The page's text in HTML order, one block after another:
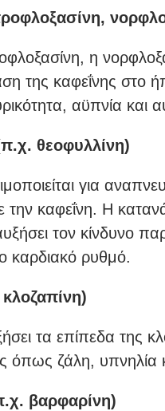
η
της καφεΐνης στο
αϋπνία και
θεοφυλλίνη)
για
την καφεΐνη. Η
τον κίνδυνο
καρδιακό ρυθμό.
τα επίπεδα της
όπως ζάλη, υπνηλία
βαρφαρίνη)